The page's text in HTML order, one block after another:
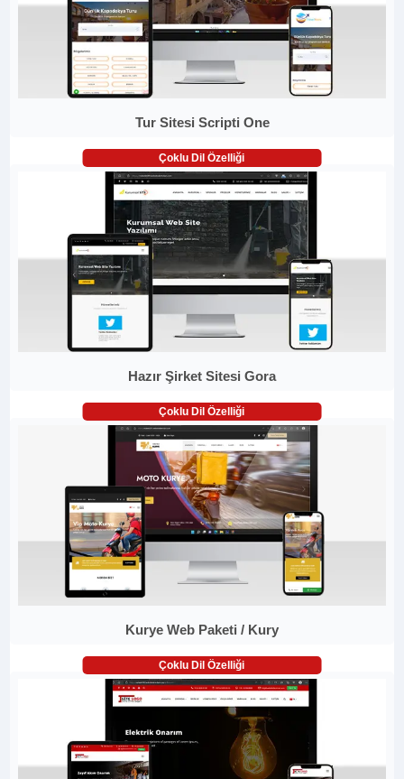
Tur Sitesi Scripti One
Çoklu Dil Özelliği
Hazır Şirket Sitesi Gora
Çoklu Dil Özelliği
Kurye Web Paketi / Kury
Çoklu Dil Özelliği